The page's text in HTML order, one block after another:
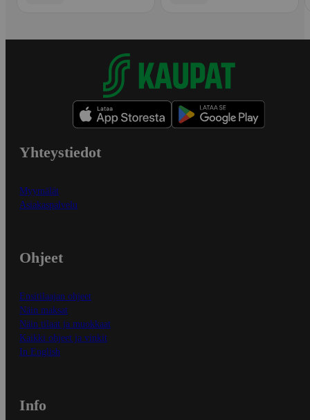
Yhteystiedot
Myymälät
Asiakaspalvelu
Ohjeet
Ensitilaajan ohjeet
Näin maksat
Näin tilaat ja muokkaat
Kaikki ohjeet ja vinkit
In English
Info